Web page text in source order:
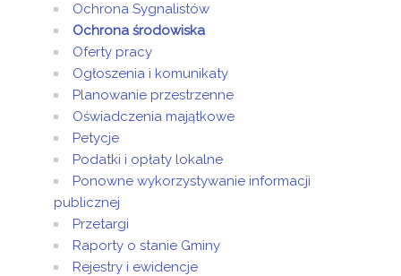
Ochrona Sygnalistów
Ochrona środowiska
Oferty pracy
Ogłoszenia i komunikaty
Planowanie przestrzenne
Oświadczenia majątkowe
Petycje
Podatki i opłaty lokalne
Ponowne wykorzystywanie informacji
publicznej
Przetargi
Raporty o stanie Gminy
Rejestry i ewidencje